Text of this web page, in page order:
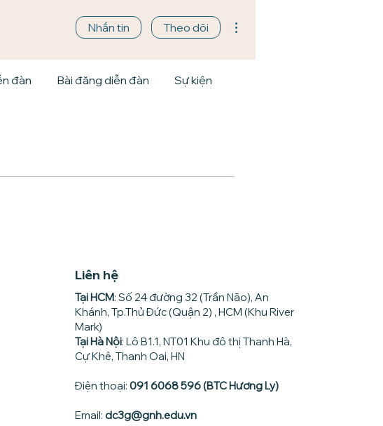
Nhắn tin Theo dõi
đàn Bài đăng diễn đàn Sự kiện
Liên hệ
Tại HCM: Số 24 đường 32 (Trần Não), An
Khánh, Tp.Thủ Đức (Quận 2) , HCM (Khu River
Mark)
Tại Hà Nội: Lô B1.1, NT01 Khu đô thị Thanh Hà,
Cự Khê, Thanh Oai, HN
Điện thoại: 091 6068 596 (BTC Hương Ly)
Email: dc3g@gnh.edu.vn